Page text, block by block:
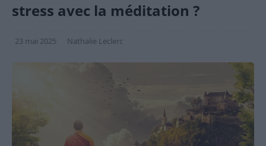
stress avec la méditation ?
23 mai 2025 Nathalie Leclerc